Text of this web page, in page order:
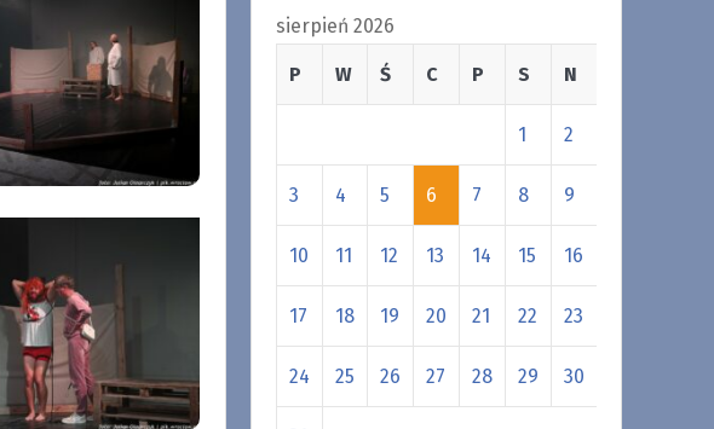
sierpień 2026
P W Ś C P S N
1 2
3 4 5 6 7 8 9
10 11 12 13 14 15 16
17 18 19 20 21 22 23
24 25 26 27 28 29 30